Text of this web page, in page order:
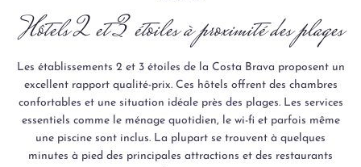
Hôtels 2 et 3 étoiles à proximité des plages
Les établissements 2 et 3 étoiles de la Costa Brava proposent un
excellent rapport qualité-prix. Ces hôtels offrent des chambres
confortables et une situation idéale près des plages. Les services
essentiels comme le ménage quotidien, le wi-fi et parfois même
une piscine sont inclus. La plupart se trouvent à quelques
minutes à pied des principales attractions et des restaurants